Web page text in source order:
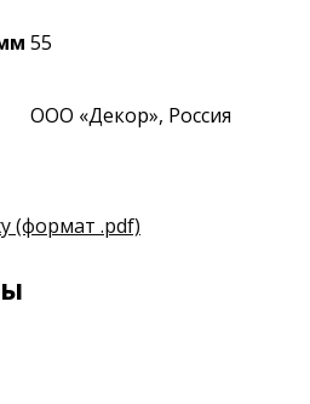
55
ООО «Декор», Россия
(формат .pdf)